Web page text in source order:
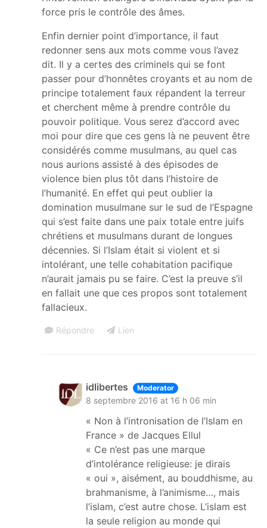
force pris le contrôle des âmes.
Enfin dernier point d’importance, il faut
redonner sens aux mots comme vous l’avez
dit. Il y a certes des criminels qui se font
passer pour d’honnêtes croyants et au nom de
principe totalement faux répandent la terreur
et cherchent même à prendre contrôle du
pouvoir politique. Vous serez d’accord avec
moi pour dire que ces gens là ne peuvent être
considérés comme musulmans, au quel cas
nous aurions assisté à des épisodes de
violence bien plus tôt dans l’histoire de
l’humanité. En effet qui peut oublier la
domination musulmane sur le sud de l’Espagne
qui s’est faite dans une paix totale entre juifs
chrétiens et musulmans durant de longues
décennies. Si l’Islam était si violent et si
intolérant, une telle cohabitation pacifique
n’aurait jamais pu se faire. C’est la preuve s’il
en fallait une que ces propos sont totalement
fallacieux.
Répondre Lien
idlibertes Moderator
8 septembre 2016 at 16 h 06 min
« Non à l’intronisation de l’Islam en
France » de Jacques Ellul
« Ce n’est pas une marque
d’intolérance religieuse: je dirais
« oui », aisément, au bouddhisme, au
brahmanisme, à l’animisme…, mais
l’islam, c’est autre chose. L’islam est
la seule religion au monde qui